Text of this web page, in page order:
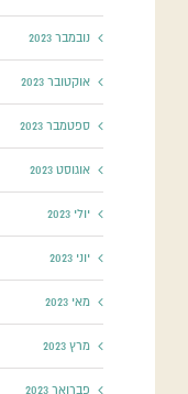
נובמבר 2023
אוקטובר 2023
ספטמבר 2023
אוגוסט 2023
יולי 2023
יוני 2023
מאי 2023
מרץ 2023
פברואר 2023